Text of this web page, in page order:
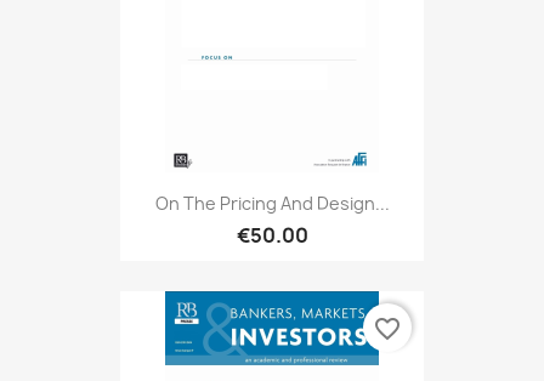
On The Pricing And Design...
€50.00
favorite_border